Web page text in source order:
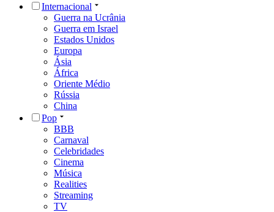
Internacional
Guerra na Ucrânia
Guerra em Israel
Estados Unidos
Europa
Ásia
África
Oriente Médio
Rússia
China
Pop
BBB
Carnaval
Celebridades
Cinema
Música
Realities
Streaming
TV